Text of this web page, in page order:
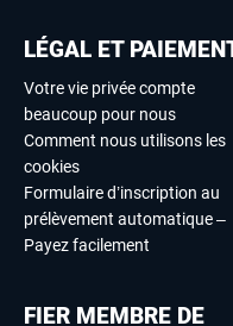
LÉGAL ET
Votre vie privée compte
beaucoup pour nous
Comment nous utilisons les
cookies
Formulaire d’inscription au
prélèvement automatique –
Payez facilement
FIER MEMBRE DE